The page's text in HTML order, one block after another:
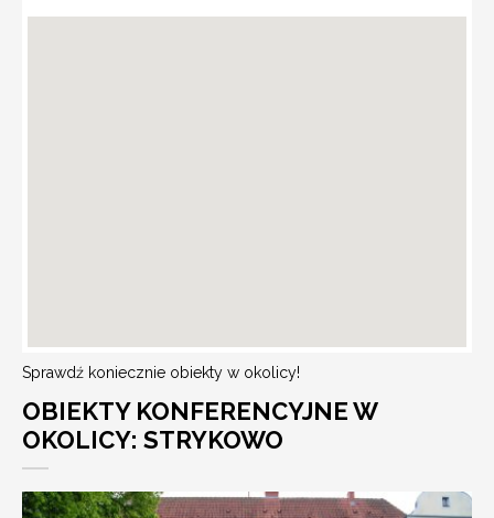
Sprawdź koniecznie obiekty w okolicy!
OBIEKTY KONFERENCYJNE W
OKOLICY: STRYKOWO